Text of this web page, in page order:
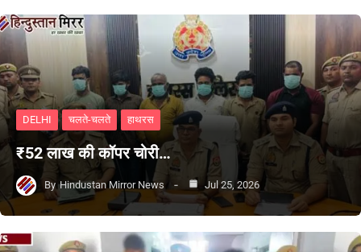
DELHI चलते-चलते हाथरस
₹52 लाख की कॉपर चोरी…
By Hindustan Mirror News Jul 25, 2026